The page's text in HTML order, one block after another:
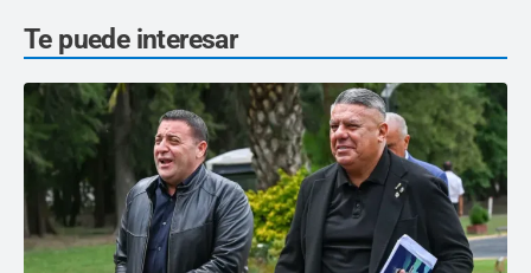
Te puede interesar